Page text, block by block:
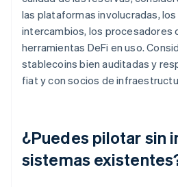
las plataformas involucradas,
intercambios, los procesadores
herramientas DeFi en uso.
stablecoins bien auditadas y
fiat y con socios de
¿Puedes pilotar sin
sistemas